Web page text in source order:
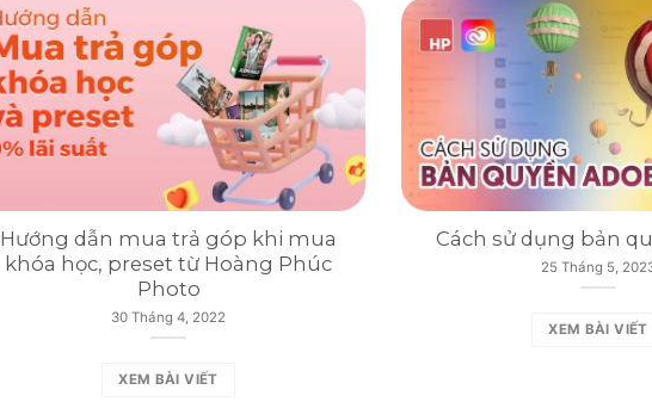
Hướng dẫn mua trả góp khi mua
khóa học, preset từ Hoàng Phúc
Photo
30 Tháng 4, 2022
XEM BÀI VIẾT
Cách sử dụng bản
25 Tháng 5,
XEM BÀI VIẾT